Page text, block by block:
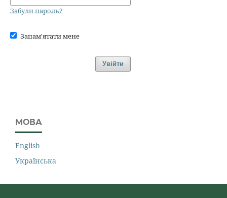
Забули пароль?
Запам'ятати мене
Увійти
МОВА
English
Українська